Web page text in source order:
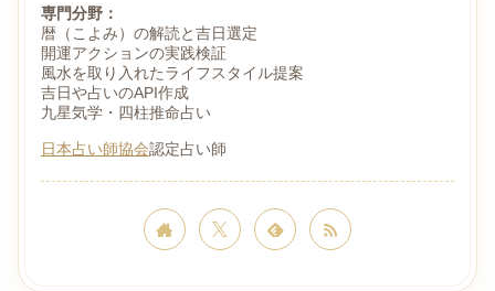
専門分野：
暦（こよみ）の解読と吉日選定
開運アクションの実践検証
風水を取り入れたライフスタイル提案
吉日や占いのAPI作成
九星気学・四柱推命占い
日本占い師協会認定占い師